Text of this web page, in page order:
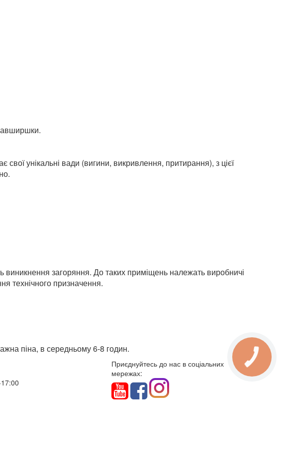
унікальні вади (вигини, викривлення, притирання), з цієї
загоряння. До таких приміщень належать виробничі
технічного призначення.
піна, в середньому 6-8 годин.
Приєднуйтесь до нас в соціальних
мережах: